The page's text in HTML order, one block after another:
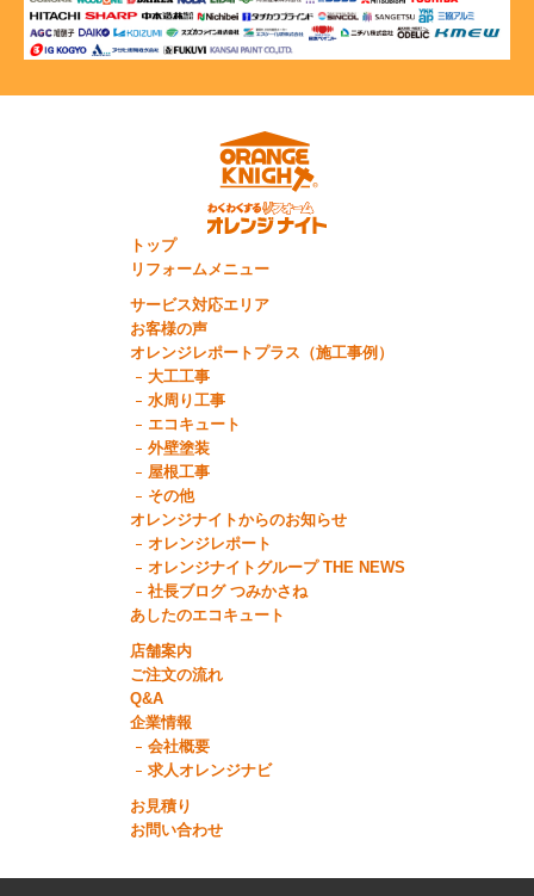
トップ
リフォームメニュー
サービス対応エリア
お客様の声
オレンジレポートプラス（施工事例）
大工工事
水周り工事
エコキュート
外壁塗装
屋根工事
その他
オレンジナイトからのお知らせ
オレンジレポート
オレンジナイトグループ THE NEWS
社長ブログ つみかさね
あしたのエコキュート
店舗案内
ご注文の流れ
Q&A
企業情報
会社概要
求人オレンジナビ
お見積り
お問い合わせ